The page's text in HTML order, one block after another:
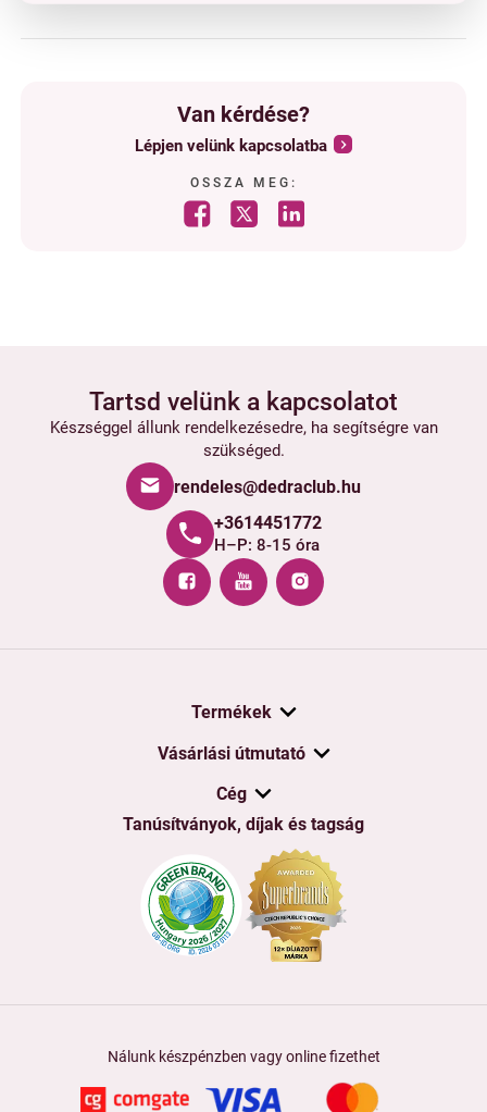
Van kérdése?
Lépjen velünk kapcsolatba
OSSZA MEG:
Tartsd velünk a kapcsolatot
Készséggel állunk rendelkezésedre, ha segítségre van
szükséged.
rendeles@dedraclub.hu
+3614451772
H–P: 8-15 óra
Termékek
Vásárlási útmutató
Cég
Tanúsítványok, díjak és tagság
Nálunk készpénzben vagy online fizethet